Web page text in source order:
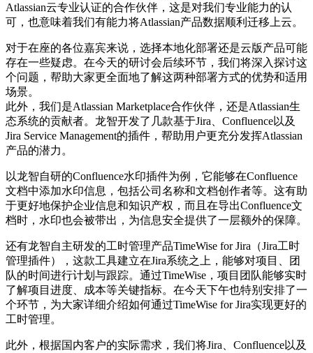
Atlassian云专业认证的合作伙伴，这是对我们专业能力的认
可，也意味着我们有能力将Atlassian产品数据顺利迁移上云。
对于在座的各位嘉宾来说，选择本地化部署还是云版产品可能
存在一些疑虑。在今天的研讨会后续环节，我们将深入探讨这
个问题，帮助大家更全面地了解这两种部署方式的优势和适用
场景。
此外，我们是Atlassian Marketplace合作伙伴，还是Atlassian生
态系统的贡献者。龙智开发了几款基于Jira、Confluence以及
Jira Service Management的插件，帮助用户更充分发挥Atlassian
产品的潜力。
以龙智自研的Confluence水印插件为例，它能够在Confluence
文档中添加水印信息，包括公司名称和文档创作者等。这有助
于更好地保护企业信息和知识产权，而且在导出Confluence文
档时，水印也会被带出，为信息安全提供了一层额外的保障。
还有龙智自主研发的工时管理产品TimeWise for Jira（Jira工时
管理插件），这款工具建立在Jira系统之上，能够对项目、团
队的时间进行计划与跟踪。通过TimeWise，项目团队能够实时
了解项目进度、成本等关键指标。在今天下午也特别安排了一
个环节，为大家详细介绍如何通过TimeWise for Jira实现更好的
工时管理。
此外，根据国内客户的实际需求，我们将Jira、Confluence以及